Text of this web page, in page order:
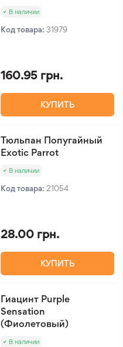
В наличии
Код товара: 31979
160.95 грн.
КУПИТЬ
Тюльпан Попугайный
Exotic Parrot
В наличии
Код товара: 21054
28.00 грн.
КУПИТЬ
Гиацинт Purple
Sensation
(Фиолетовый)
В наличии